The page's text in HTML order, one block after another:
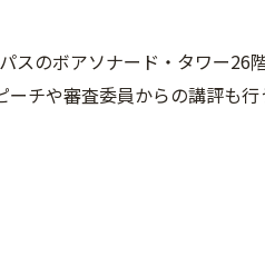
スのボアソナード・タワー26
チや審査委員からの講評も